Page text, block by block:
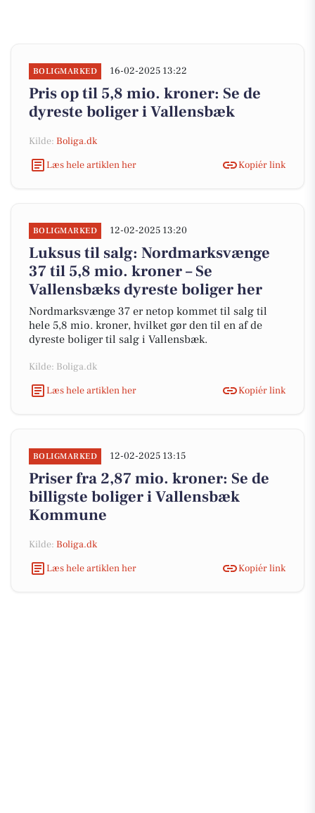
BOLIGMARKED 16-02-2025 13:22
Pris op til 5,8 mio. kroner: Se de
dyreste boliger i Vallensbæk
Kilde: Boliga.dk
Læs hele artiklen her
Kopiér link
BOLIGMARKED 12-02-2025 13:20
Luksus til salg: Nordmarksvænge
37 til 5,8 mio. kroner – Se
Vallensbæks dyreste boliger her
Nordmarksvænge 37 er netop kommet til salg til
hele 5,8 mio. kroner, hvilket gør den til en af de
dyreste boliger til salg i Vallensbæk.
Kilde: Boliga.dk
Læs hele artiklen her
Kopiér link
BOLIGMARKED 12-02-2025 13:15
Priser fra 2,87 mio. kroner: Se de
billigste boliger i Vallensbæk
Kommune
Kilde: Boliga.dk
Læs hele artiklen her
Kopiér link